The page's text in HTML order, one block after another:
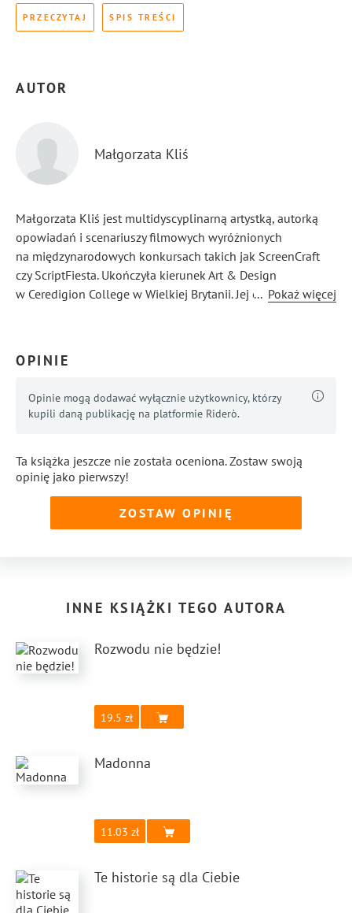
PRZECZYTAJ SPIS TREŚCI
AUTOR
Małgorzata Kliś
Małgorzata Kliś jest multidyscyplinarną artystką, autorką
opowiadań i scenariuszy filmowych wyróżnionych
na międzynarodowych konkursach takich jak ScreenCraft
czy ScriptFiesta. Ukończyła kierunek Art & Design
w Ceredigion College w Wielkiej Brytanii. Jej obrazy były
magicznego. Wspiera również innych twórców jako art
... Pokaż więcej
OPINIE
Opinie mogą dodawać wyłącznie użytkownicy, którzy
kupili daną publikację na platformie Riderò.
Ta książka jeszcze nie została oceniona. Zostaw swoją
opinię jako pierwszy!
ZOSTAW OPINIĘ
INNE KSIĄŻKI TEGO AUTORA
Rozwodu nie będzie!
19.5
Madonna
11.03
Te historie są dla Ciebie